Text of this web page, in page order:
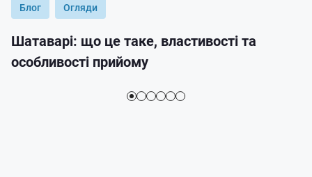
Блог Огляди
Шатаварі: що це таке, властивості та
особливості прийому